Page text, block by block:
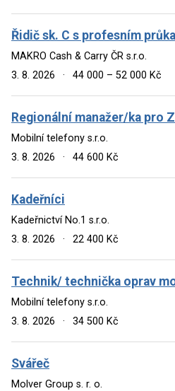
Řidič sk. C s profesním
MAKRO Cash & Carry ČR s.r.o.
3. 8. 2026
· 44 000 – 52 000 Kč
Regionální manažer/ka pro
Mobilní telefony s.r.o.
3. 8. 2026
· 44 600 Kč
Kadeřníci
Kadeřnictví No.1 s.r.o.
3. 8. 2026
· 22 400 Kč
Technik/ technička oprav
Mobilní telefony s.r.o.
3. 8. 2026
· 34 500 Kč
Svářeč
Molver Group s. r. o.